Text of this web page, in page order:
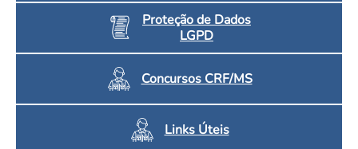
Proteção de Dados
LGPD
Concursos CRF/MS
Links Úteis